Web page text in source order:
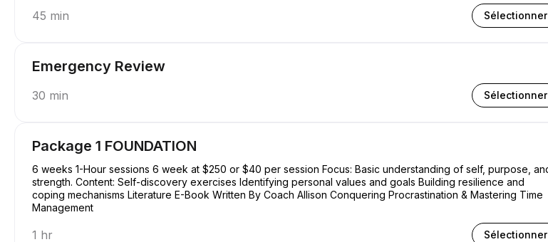
45 min Sélectionner
Emergency Review
30 min Sélectionner
Package 1 FOUNDATION
6 weeks 1-Hour sessions 6 week at $250 or $40 per session Focus: Basic understanding of self, purpose, and
strength. Content: Self-discovery exercises Identifying personal values and goals Building resilience and
coping mechanisms Literature E-Book Written By Coach Allison Conquering Procrastination & Mastering Time
Management
1 hr Sélectionner